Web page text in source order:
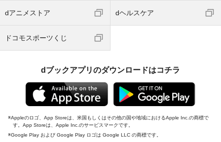
dアニメストア dヘルスケア
ドコモスポーツくじ
dブックアプリのダウンロードはコチラ
Appleのロゴ、App Storeは、米国もしくはその他の国や地域におけるApple Inc.の商標で
す。App Storeは、Apple Inc.のサービスマークです。
Google Play および Google Play ロゴは Google LLC の商標です。